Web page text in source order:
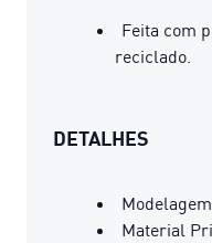
Feita com
reciclado.
DETALHES
Material